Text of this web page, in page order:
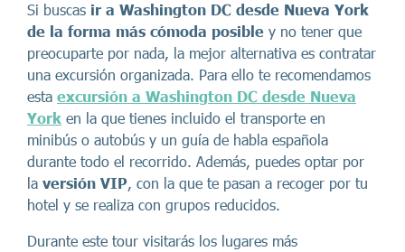
Si buscas ir a Washington DC desde Nueva York
de la forma más cómoda posible y no tener que
preocuparte por nada, la mejor alternativa es contratar
una excursión organizada. Para ello te recomendamos
esta excursión a Washington DC desde Nueva
York en la que tienes incluido el transporte en
minibús o autobús y un guía de habla española
durante todo el recorrido. Además, puedes optar por
la versión VIP, con la que te pasan a recoger por tu
hotel y se realiza con grupos reducidos.
Durante este tour visitarás los lugares más